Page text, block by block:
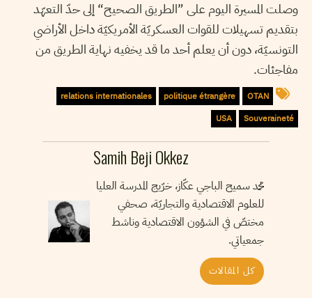
وصلت المسيرة اليوم على ”الطريق الصحيح“ إلى حدّ التعهّد
بتقديم تسهيلات للقوات العسكريّة الأمريكيّة داخل الأراضي
التونسيّة، دون أن يعلم أحد ما قد يخفيه نهاية الطريق من
مفاجئات.
OTAN
politique étrangère
relations internationales
Souveraineté
USA
Samih Beji Okkez
محمد سميح الباجي عكّاز، خرّيج المدرسة العليا
للعلوم الاقتصادية والتجاريّة، صحفي
مختصّ في الشؤون الاقتصادية وناشط
جمعياتي.
كل المقالات